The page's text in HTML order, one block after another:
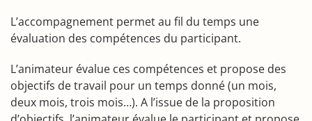
L’accompagnement permet au fil du temps une
évaluation des compétences du participant.
L’animateur évalue ces compétences et propose des
objectifs de travail pour un temps donné (un mois,
deux mois, trois mois…). A l’issue de la proposition